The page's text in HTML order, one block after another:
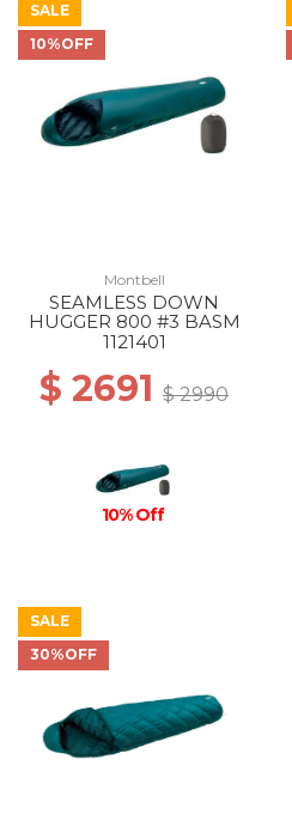
SALE
10%OFF
Montbell
SEAMLESS DOWN
HUGGER 800 #3 BASM
1121401
$ 2691 $ 2990
10% Off
SALE
30%OFF